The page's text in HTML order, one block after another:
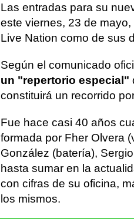
Las entradas para su
este viernes, 23 de
Live Nation como de sus
Según el comunicado
un "repertorio especial"
constituirá un recorrido
Fue hace casi 40 años
formada por Fher Olvera
González (batería),
hasta sumar en la
con cifras de su oficina,
los mismos.